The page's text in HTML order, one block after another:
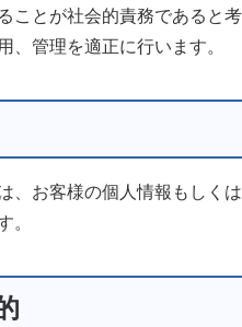
ことが社会的責務であると
管理を適正に行います。
、お客様の個人情報もしく